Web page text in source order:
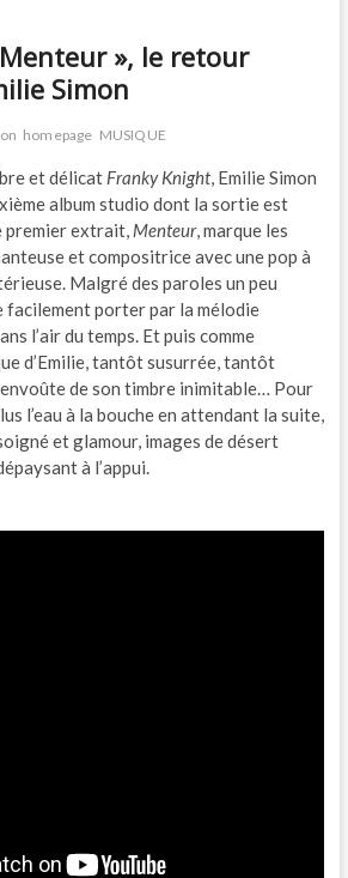
Menteur », le retour
Simon
homepage MUSIQUE
et délicatFranky Knight, Emilie Simon
album studio dont la sortie est
premier extrait, Menteur, marque les
et compositrice avec une pop à
Malgré des paroles un peu
facilement porter par la mélodie
l’air du temps. Et puis comme
d’Emilie, tantôt susurrée, tantôt
de son timbre inimitable… Pour
l’eau à la bouche en attendant la suite,
et glamour, images de désert
à l’appui.